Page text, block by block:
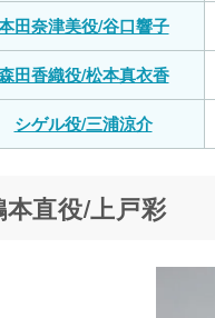
田奈津美役/谷口響子
田香織役/松本真衣香
シゲル役/三浦涼介
本直役/上戸彩